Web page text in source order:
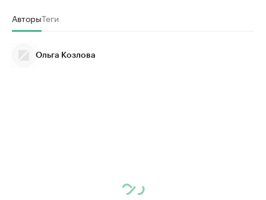
АвторыТеги
Ольга Козлова